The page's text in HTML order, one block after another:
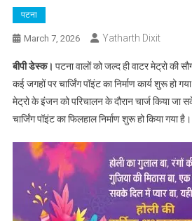
पटना
March 7, 2026 Yatharth Dixit
बीपी डेस्क। पटना वालों को जल्द ही वाटर मेट्रो की
कई जगहों पर चार्जिंग पॉइंट का निर्माण कार्य शुरू हो
मेट्रो के इंजन को परिचालन के दौरान चार्ज किया जा
चार्जिंग पॉइंट का फिलहाल निर्माण शुरू हो किया गया है।